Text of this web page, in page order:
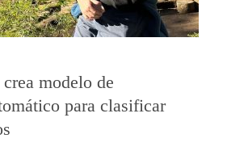
modelo de
para clasificar